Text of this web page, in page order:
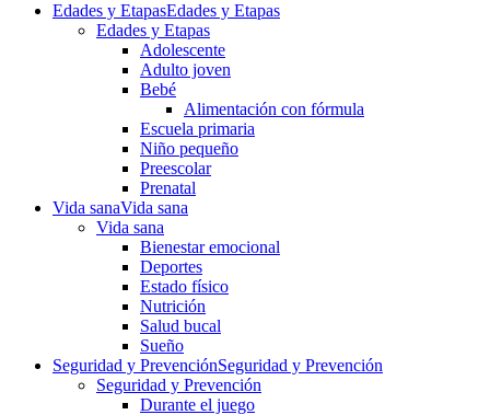
Edades y EtapasEdades y Etapas
Edades y Etapas
Adolescente
Adulto joven
Bebé
Alimentación con fórmula
Escuela primaria
Niño pequeño
Preescolar
Prenatal
Vida sanaVida sana
Vida sana
Bienestar emocional
Deportes
Estado físico
Nutrición
Salud bucal
Sueño
Seguridad y PrevenciónSeguridad y Prevención
Seguridad y Prevención
Durante el juego